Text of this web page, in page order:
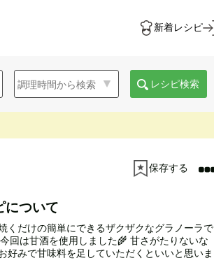
新着レシピ
レシピ検索
保存する
について
くだけの簡単にできるザクザクなグラノーラで
回は甘酒を使用しました🌾 甘さがたりないな
好みで甘味料を足していただくといいと思いま